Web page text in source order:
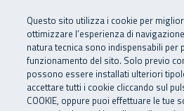
Vai al menu principale
Vai al contenuto principale
Vai al FooterDa cellulare e dall’estero
SuperAbile - il Contact Center Inail
Navigazione
Questo sito utilizza i cookie per
ottimizzare l’esperienza di
natura tecnica sono indispensabili per
funzionamento del sito. Solo previo
possono essere installati ulteriori
accettare tutti i cookie cliccando sul
COOKIE, oppure puoi effettuare le tue